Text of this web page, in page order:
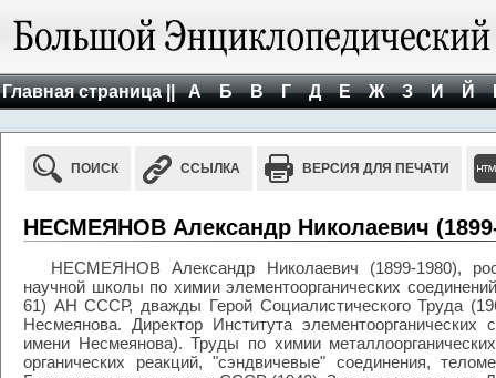
Главная страница || А Б В Г Д Е Ж З И Й
ПОИСК ССЫЛКА ВЕРСИЯ ДЛЯ ПЕЧАТИ
НЕСМЕЯНОВ Александр Николаевич
НЕСМЕЯНОВ Александр Николаевич (1899-1980),
научной школы по химии элементоорганических
61) АН СССР, дважды Герой Социалистического Труда
Несмеянова. Директор Института
имени Несмеянова). Труды по химии
органических реакций, "cэндвичевые" cоединения,